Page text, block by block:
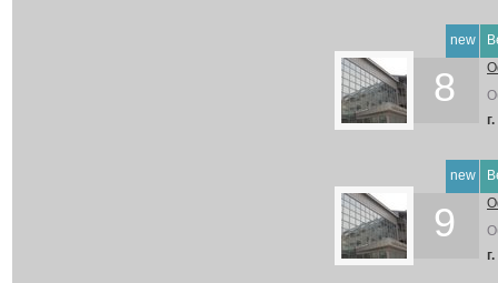
new
8
new
9